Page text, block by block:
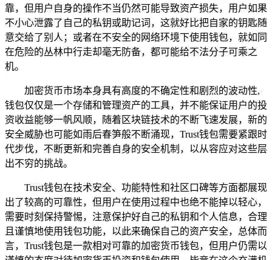
靠，但用户自身的操作不当仍然可能导致资产损失，用户如果
不小心泄露了自己的私钥或助记词，这就好比把自家的钥匙随
意交给了别人；或者在不安全的网络环境下使用钱包，就如同
在危险的丛林中行走却毫无防备，都可能给不法分子可乘之
机。
加密货币市场本身具有高度的不确定性和剧烈的波动性,
钱包仅仅是一个存储和管理资产的工具，并不能保证用户的投
资收益能够一帆风顺，随着区块链技术的不断飞速发展，新的
安全威胁也可能如雨后春笋般不断涌现，Trust钱包需要紧跟时
代步伐，不断更新和完善自身的安全机制，以从容应对这些层
出不穷的挑战。
Trust钱包在技术安全、功能特性和社区口碑等方面都展现
出了较高的可靠性，但用户在使用过程中也绝不能掉以轻心，
需要时刻保持警惕，注意保护好自己的私钥和个人信息，合理
且谨慎地使用钱包功能，以此来确保自己的资产安全，总体而
言，Trust钱包是一款相对可靠的加密货币钱包，但用户仍需以